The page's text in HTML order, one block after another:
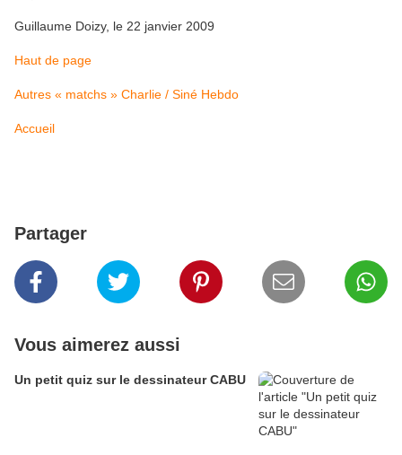
Guillaume Doizy, le 22 janvier 2009
Haut de page
Autres « matchs » Charlie / Siné Hebdo
Accueil
Partager
Vous aimerez aussi
Un petit quiz sur le dessinateur CABU